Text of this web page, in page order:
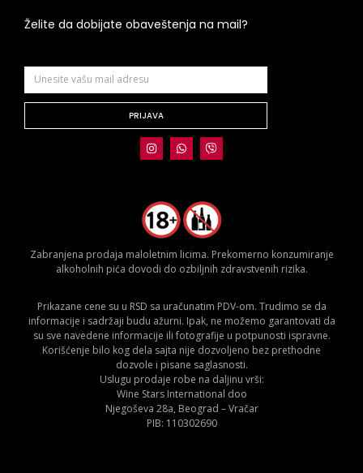
Želite da dobijate obaveštenja na mail?
PRIJAVA
Zabranjena prodaja maloletnim licima. Prekomerno konzumiranje
alkoholnih pića dovodi do ozbiljnih zdravstvenih rizika.
Prikazane cene su u RSD sa uračunatim PDV-om. Trudimo se da
informacije i sadržaji budu ažurni. Ipak, ne možemo garantovati da
su sve navedene informacije ili fotografije u potpunosti ispravne.
Korišćenje bilo kog dela sajta nije dozvoljeno bez prethodne
dozvole i pisane saglasnosti.
Uslugu prodaje robe na daljinu vrši:
Wine Stars International doo
Njegoševa 28a, Beograd – Vračar
PIB: 110302690